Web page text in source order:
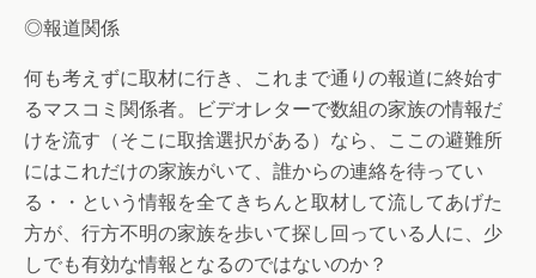
◎報道関係
何も考えずに取材に行き、これまで通りの報道に終始す
るマスコミ関係者。ビデオレターで数組の家族の情報だ
けを流す（そこに取捨選択がある）なら、ここの避難所
にはこれだけの家族がいて、誰からの連絡を待ってい
る・・という情報を全てきちんと取材して流してあげた
方が、行方不明の家族を歩いて探し回っている人に、少
しでも有効な情報となるのではないのか？